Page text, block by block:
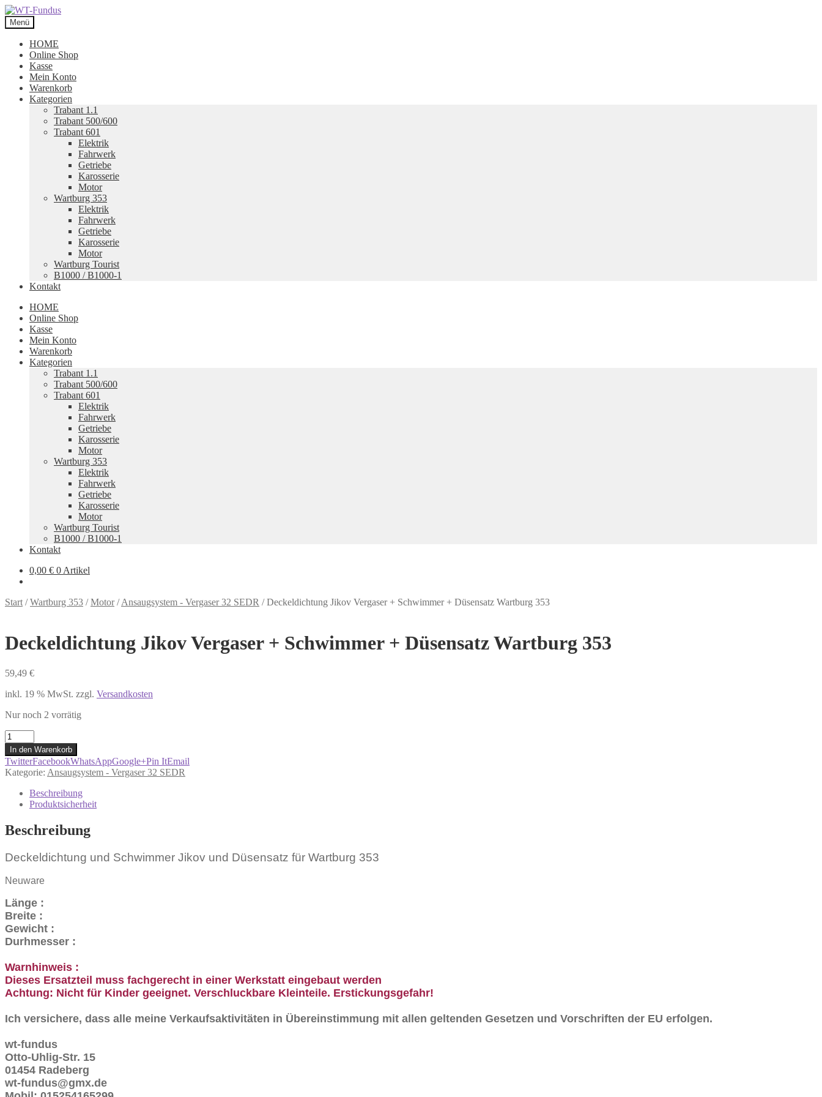
Zur
Navigation
springen
Zum
Inhalt
springen
Menü
HOME
Online Shop
Kasse
Mein Konto
Warenkorb
Kategorien
Trabant 1.1
Trabant 500/600
Trabant 601
Elektrik
Fahrwerk
Getriebe
Karosserie
Motor
Wartburg 353
Elektrik
Fahrwerk
Getriebe
Karosserie
Motor
Wartburg Tourist
B1000 / B1000-1
Kontakt
HOME
Online Shop
Kasse
Mein Konto
Warenkorb
Kategorien
Trabant 1.1
Trabant 500/600
Trabant 601
Elektrik
Fahrwerk
Getriebe
Karosserie
Motor
Wartburg 353
Elektrik
Fahrwerk
Getriebe
Karosserie
Motor
Wartburg Tourist
B1000 / B1000-1
Kontakt
0,00 € 0 Artikel
Start /Wartburg 353 /Motor/Ansaugsystem - Vergaser 32 SEDR /Deckeldichtung Jikov Vergaser + Schwimmer + Düsensatz Wartburg 353
Deckeldichtung Jikov Vergaser + Schwimmer + Düsensatz Wartburg 353
59,49 €
inkl. 19 % MwSt. zzgl. Versandkosten
Nur noch 2 vorrätig
Deckeldichtung
Jikov
Vergaser
+
Schwimmer
Düsensatz
Wartburg
353
Menge
In den Warenkorb
TwitterFacebookWhatsAppGoogle+Pin ItEmail
Kategorie: Ansaugsystem - Vergaser 32 SEDR
Beschreibung
Produktsicherheit
Beschreibung
Deckeldichtung und Schwimmer Jikov und Düsensatz für Wartburg 353
Neuware
Länge :
Breite :
Gewicht :
Durhmesser :
Warnhinweis :
Dieses Ersatzteil muss fachgerecht in einer Werkstatt eingebaut werden
Achtung: Nicht für Kinder geeignet. Verschluckbare Kleinteile. Erstickungsgefahr!
Ich versichere, dass alle meine Verkaufsaktivitäten in Übereinstimmung mit allen geltenden Gesetzen und Vorschriften der EU erfolgen.
wt-fundus
Otto-Uhlig-Str. 15
01454 Radeberg
wt-fundus@gmx.de